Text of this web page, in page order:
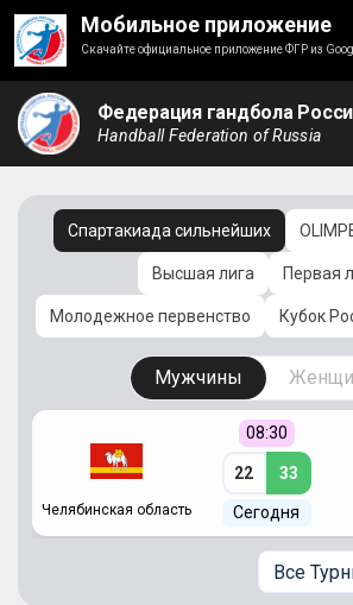
Мобильное приложение
Скачайте официальное приложение ФГР из
Федерация гандбола
Handball Federation of Russia
Спартакиада сильнейших
Высшая лига Первая
Молодежное первенство Кубок
Мужчины
Челябинская область
08:30
22 33
Сегодня
Все